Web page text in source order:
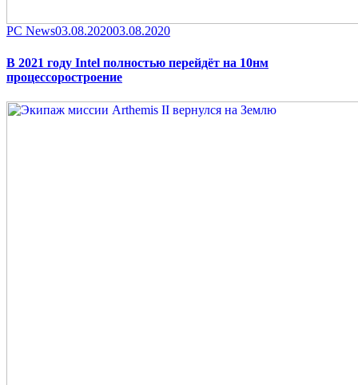
Category
PC NewsPosted
03.08.202003.08.2020
В 2021 году Intel полностью перейдёт на 10нм
процессоростроение